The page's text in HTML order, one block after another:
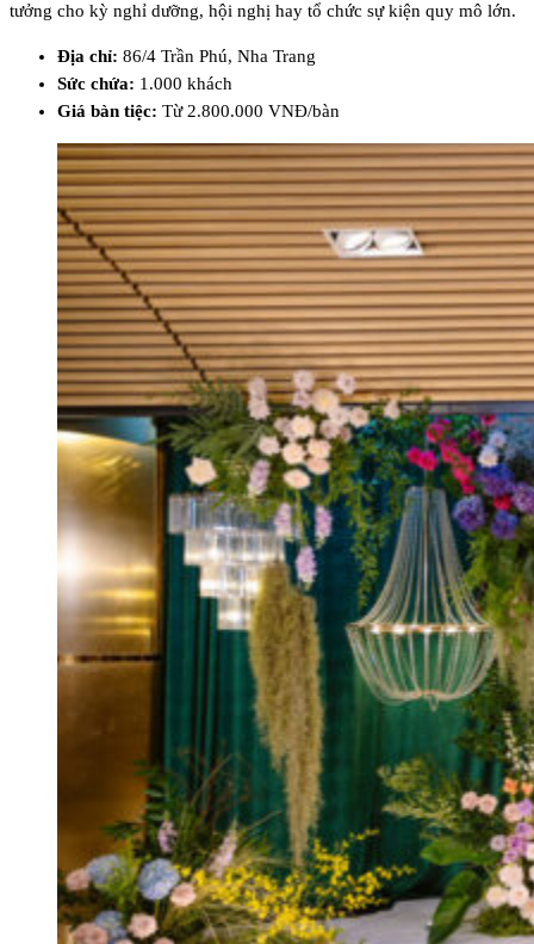
tưởng cho kỳ nghỉ dưỡng, hội nghị hay tổ chức sự kiện quy mô lớn.
Địa chỉ: 86/4 Trần Phú, Nha Trang
Sức chứa: 1.000 khách
Giá bàn tiệc: Từ 2.800.000 VNĐ/bàn